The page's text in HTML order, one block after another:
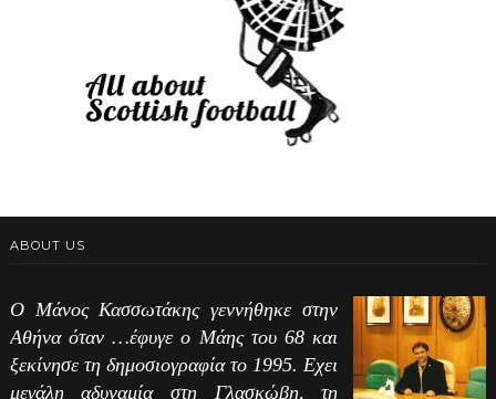
ABOUT US
Ο Μάνος Κασσωτάκης γεννήθηκε στην
Αθήνα όταν …έφυγε ο Μάης του 68 και
ξεκίνησε τη δημοσιογραφία το 1995. Εχει
μεγάλη αδυναμία στη Γλασκώβη, τη